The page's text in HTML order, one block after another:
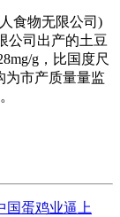
食物无限公司)
公司出产的土豆
g，比国度尺
为市产质量量监
国蛋鸡业逼上